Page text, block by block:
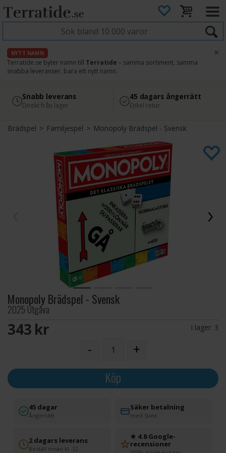
NYTT NAMN
Terratide.se byter namn till Terratide – samma sortiment, samma
snabba leveranser, bara ett nytt namn.
×
4.8
Läs omdömen på Google
Säker betalning
med Svea
Snabb leverans
Direkt från lager
45 dagars ångerrätt
Enkel retur
Brädspel> Familjespel> Monopoly Brädspel - Svensk
Monopoly Brädspel - Svensk
2025 Utgåva
343 SEK I lager: 3
- +
Köp
45 dagar
Ångerrätt
Säker betalning
med Svea
2 dagars leverans
Beställ innan kl. 12
★ 4.8 Google-
recensioner